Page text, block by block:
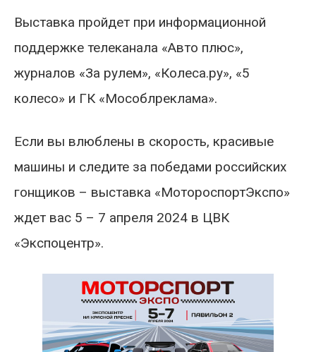
Выставка пройдет при информационной
поддержке телеканала «Авто плюс»,
журналов «За рулем», «Колеса.ру», «5
колесо» и ГК «Мособлреклама».
Если вы влюблены в скорость, красивые
машины и следите за победами российских
гонщиков – выставка «МотороспортЭкспо»
ждет вас 5 – 7 апреля 2024 в ЦВК
«Экспоцентр».